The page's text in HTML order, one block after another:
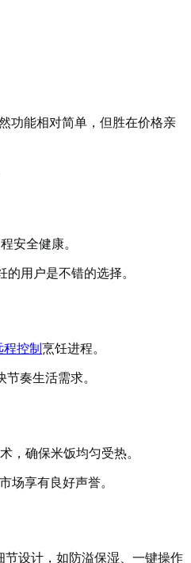
功能相对简单，但胜在价格亲
安全健康。
用户是不错的选择。
程控制 烹饪进程。
奏生活需求。
，确保米饭均匀受热。
场享有良好声誉。
设计，如防溢保湿、一键操作